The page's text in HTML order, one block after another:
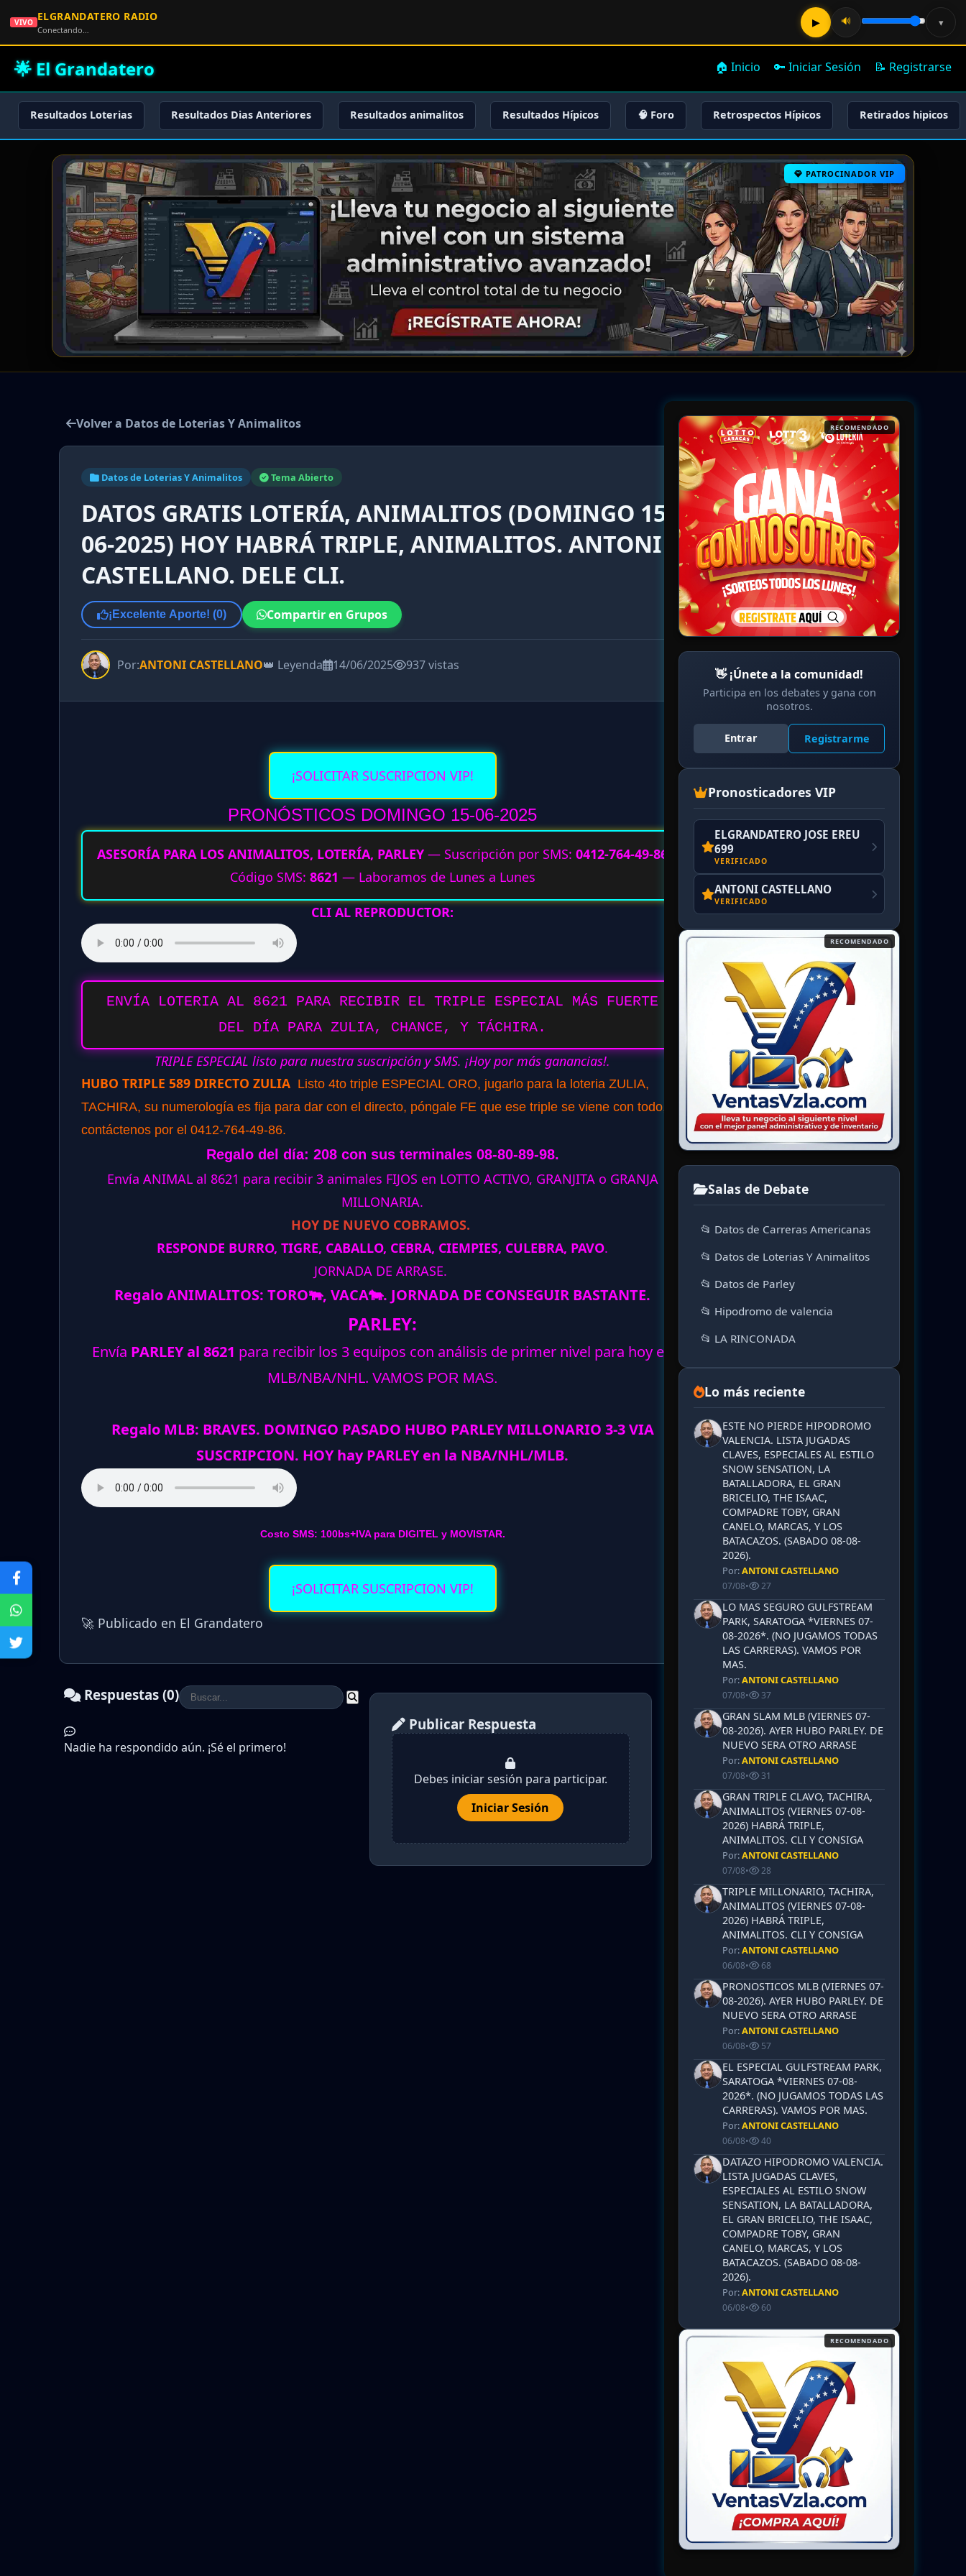
🌟 El Grandatero 🏠 Inicio 🔑 Iniciar Sesión 📝 Registrarse
Resultados Loterias Resultados Dias Anteriores Resultados animalitos Resultados Hípicos 🧠 Foro Retrospectos Hípicos Retirados hipicos
PATROCINADOR VIP
Volver a Datos de Loterias Y Animalitos
Datos de Loterias Y Animalitos Tema Abierto
DATOS GRATIS LOTERÍA, ANIMALITOS (DOMINGO 15-
06-2025) HOY HABRÁ TRIPLE, ANIMALITOS. ANTONI
CASTELLANO. DELE CLI.
¡Excelente Aporte! (0) Compartir en Grupos
Por:ANTONI CASTELLANO👑 Leyenda 14/06/2025 937 vistas
¡SOLICITAR SUSCRIPCION VIP!
PRONÓSTICOS DOMINGO 15-06-2025
ASESORÍA PARA LOS ANIMALITOS, LOTERÍA, PARLEY — Suscripción por SMS: 0412-764-49-86
Código SMS: 8621 — Laboramos de Lunes a Lunes
CLI AL REPRODUCTOR:
ENVÍA LOTERIA AL 8621 PARA RECIBIR EL TRIPLE ESPECIAL MÁS FUERTE
DEL DÍA PARA ZULIA, CHANCE, Y TÁCHIRA.
TRIPLE ESPECIAL listo para nuestra suscripción y SMS. ¡Hoy por más ganancias!.
HUBO TRIPLE 589 DIRECTO ZULIA Listo 4to triple ESPECIAL ORO, jugarlo para la loteria ZULIA,
TACHIRA, su numerología es fija para dar con el directo, póngale FE que ese triple se viene con todo,
contáctenos por el 0412-764-49-86.
Regalo del día: 208 con sus terminales 08-80-89-98.
Envía ANIMAL al 8621 para recibir 3 animales FIJOS en LOTTO ACTIVO, GRANJITA o GRANJA
MILLONARIA.
HOY DE NUEVO COBRAMOS.
RESPONDE BURRO, TIGRE, CABALLO, CEBRA, CIEMPIES, CULEBRA, PAVO.
JORNADA DE ARRASE.
Regalo ANIMALITOS: TORO🐃, VACA🐄. JORNADA DE CONSEGUIR BASTANTE.
PARLEY:
Envía PARLEY al 8621 para recibir los 3 equipos con análisis de primer nivel para hoy en
MLB/NBA/NHL. VAMOS POR MAS.
Regalo MLB: BRAVES. DOMINGO PASADO HUBO PARLEY MILLONARIO 3-3 VIA
SUSCRIPCION. HOY hay PARLEY en la NBA/NHL/MLB.
Costo SMS: 100bs+IVA para DIGITEL y MOVISTAR.
¡SOLICITAR SUSCRIPCION VIP!
🚀 Publicado en El Grandatero
Respuestas (0)
Nadie ha respondido aún. ¡Sé el primero!
Publicar Respuesta
Debes iniciar sesión para participar.
Iniciar Sesión
RECOMENDADO
👋 ¡Únete a la comunidad!
Participa en los debates y gana con
nosotros.
Entrar Registrarme
Pronosticadores VIP
ELGRANDATERO JOSE EREU
699
VERIFICADO
ANTONI CASTELLANO
VERIFICADO
RECOMENDADO
Salas de Debate
📂 Datos de Carreras Americanas
📂 Datos de Loterias Y Animalitos
📂 Datos de Parley
📂 Hipodromo de valencia
📂 LA RINCONADA
Lo más reciente
ESTE NO PIERDE HIPODROMO
VALENCIA. LISTA JUGADAS
CLAVES, ESPECIALES AL ESTILO
SNOW SENSATION, LA
BATALLADORA, EL GRAN
BRICELIO, THE ISAAC,
COMPADRE TOBY, GRAN
CANELO, MARCAS, Y LOS
BATACAZOS. (SABADO 08-08-
2026).
Por:ANTONI CASTELLANO
07/08• 27
LO MAS SEGURO GULFSTREAM
PARK, SARATOGA *VIERNES 07-
08-2026*. (NO JUGAMOS TODAS
LAS CARRERAS). VAMOS POR
MAS.
Por:ANTONI CASTELLANO
07/08• 37
GRAN SLAM MLB (VIERNES 07-
08-2026). AYER HUBO PARLEY. DE
NUEVO SERA OTRO ARRASE
Por:ANTONI CASTELLANO
07/08• 31
GRAN TRIPLE CLAVO, TACHIRA,
ANIMALITOS (VIERNES 07-08-
2026) HABRÁ TRIPLE,
ANIMALITOS. CLI Y CONSIGA
Por:ANTONI CASTELLANO
07/08• 28
TRIPLE MILLONARIO, TACHIRA,
ANIMALITOS (VIERNES 07-08-
2026) HABRÁ TRIPLE,
ANIMALITOS. CLI Y CONSIGA
Por:ANTONI CASTELLANO
06/08• 68
PRONOSTICOS MLB (VIERNES 07-
08-2026). AYER HUBO PARLEY. DE
NUEVO SERA OTRO ARRASE
Por:ANTONI CASTELLANO
06/08• 57
EL ESPECIAL GULFSTREAM PARK,
SARATOGA *VIERNES 07-08-
2026*. (NO JUGAMOS TODAS LAS
CARRERAS). VAMOS POR MAS.
Por:ANTONI CASTELLANO
06/08• 40
DATAZO HIPODROMO VALENCIA.
LISTA JUGADAS CLAVES,
ESPECIALES AL ESTILO SNOW
SENSATION, LA BATALLADORA,
EL GRAN BRICELIO, THE ISAAC,
COMPADRE TOBY, GRAN
CANELO, MARCAS, Y LOS
BATACAZOS. (SABADO 08-08-
2026).
Por:ANTONI CASTELLANO
06/08• 60
RECOMENDADO
VIVO ELGRANDATERO RADIO
Conectando…
▶ 🔊 ▾